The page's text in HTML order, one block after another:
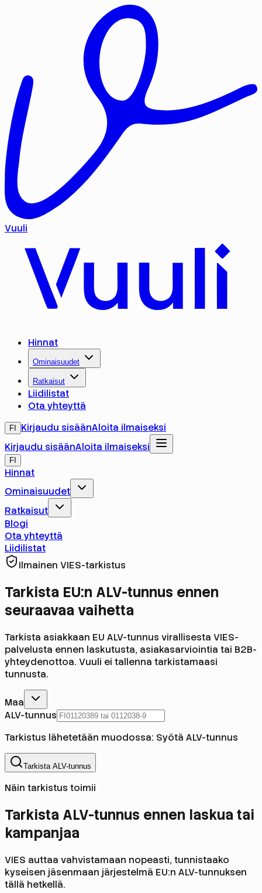
Vuuli
Hinnat
Ominaisuudet
Ratkaisut
Liidilistat
Ota yhteyttä
FI Kirjaudu sisäänAloita ilmaiseksi
Kirjaudu sisäänAloita ilmaiseksi
FI
Hinnat
Ominaisuudet
Ratkaisut
Blogi
Ota yhteyttä
Liidilistat
Ilmainen VIES-tarkistus
Tarkista EU:n ALV-tunnus ennen
seuraavaa vaihetta
Tarkista asiakkaan EU ALV-tunnus virallisesta VIES-
palvelusta ennen laskutusta, asiakasarviointia tai B2B-
yhteydenottoa. Vuuli ei tallenna tarkistamaasi
tunnusta.
Maa
ALV-tunnus
Tarkistus lähetetään muodossa: Syötä ALV-tunnus
Tarkista ALV-tunnus
Näin tarkistus toimii
Tarkista ALV-tunnus ennen laskua tai
kampanjaa
VIES auttaa vahvistamaan nopeasti, tunnistaako
kyseisen jäsenmaan järjestelmä EU:n ALV-tunnuksen
tällä hetkellä.